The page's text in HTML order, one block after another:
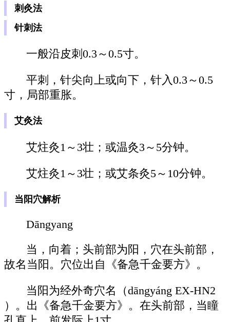
刺灸法
针刺法
一般沿皮刺0.3～0.5寸。
平刺，针尖向上或向下，针入0.3～0.5
寸，局部重胀。
艾灸法
艾炷灸1～3壮；或温灸3～5分钟。
艾炷灸1～3壮；或艾条灸5～10分钟。
当阳穴解析
Dāngyang
当，向着；头前部为阳，穴在头前部，
故名当阳。穴位出自《备急千金要方》。
当阳为经外奇穴名（dāngyáng EX-HN2
）。出《备急千金要方》。在头前部，当瞳